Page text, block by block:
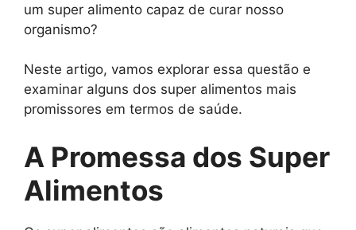
um super alimento capaz de curar nosso
organismo?
Neste artigo, vamos explorar essa questão e
examinar alguns dos super alimentos mais
promissores em termos de saúde.
A Promessa dos Super
Alimentos